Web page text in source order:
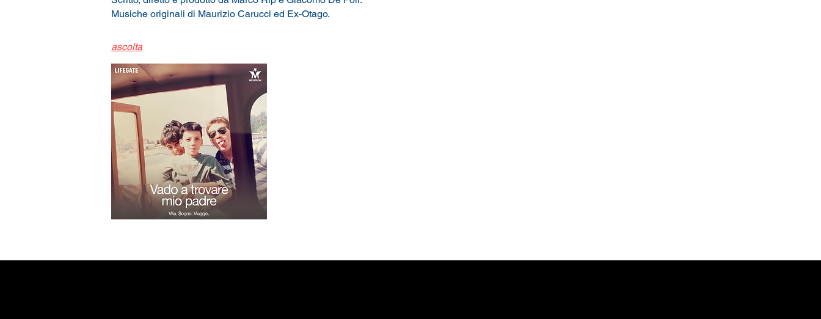
Musiche originali di Maurizio Carucci ed Ex-Otago.
ascolta